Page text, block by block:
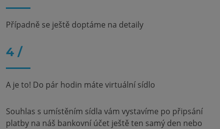
Případně se ještě doptáme na detaily
4 /
A je to! Do pár hodin máte virtuální sídlo
Souhlas s umístěním sídla vám vystavíme po připsání
platby na náš bankovní účet ještě ten samý den nebo